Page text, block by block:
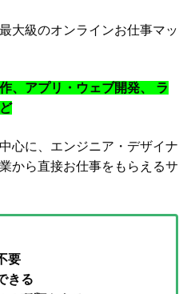
大級のオンラインお仕事マッ
、アプリ・ウェブ開発、 ラ
心に、エンジニア・デザイナ
から直接お仕事をもらえるサ
要
きる